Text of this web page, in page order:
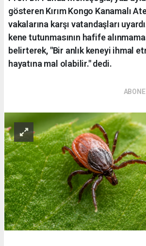
gösteren Kırım Kongo Kanamalı
vakalarına karşı vatandaşları
kene tutunmasının hafife
belirterek, "Bir anlık keneyi ihmal
hayatına mal olabilir." dedi.